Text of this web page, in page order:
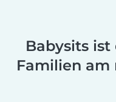
Babysits
Familien am